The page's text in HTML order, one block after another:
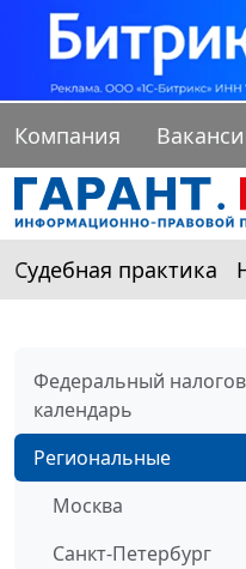
Компания
Судебная практика
Федеральный
календарь
Региональные
Москва
Санкт-Петербург